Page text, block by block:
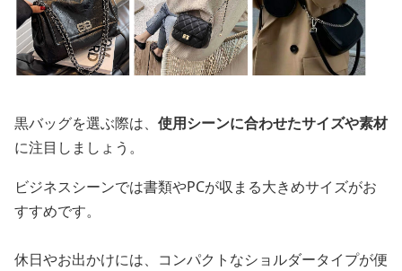
黒バッグを選ぶ際は、 使用シーンに合わせたサイズや素材
に注目しましょう。
ビジネスシーンでは書類やPCが収まる大きめサイズがお
すすめです。
休日やお出かけには、コンパクトなショルダータイプが便